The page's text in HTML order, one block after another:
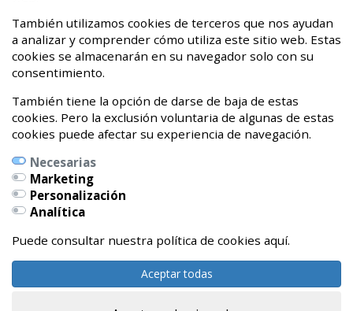
Teléfonos:
También utilizamos cookies de terceros que nos ayudan
a analizar y comprender cómo utiliza este sitio web. Estas
cookies se almacenarán en su navegador solo con su
consentimiento.
También tiene la opción de darse de baja de estas
cookies. Pero la exclusión voluntaria de algunas de estas
cookies puede afectar su experiencia de navegación.
Necesarias
Marketing
Personalización
Analítica
Puede consultar nuestra política de cookies aquí.
Aceptar todas